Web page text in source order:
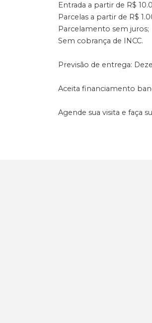
Entrada a partir de R$
Parcelas a partir de R$
Parcelamento sem juros;
Sem cobrança de INCC.
Previsão de entrega:
Aceita financiamento
Agende sua visita e faça